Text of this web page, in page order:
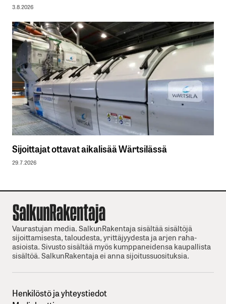
3.8.2026
Sijoittajat ottavat aikalisää Wärtsilässä
29.7.2026
Vaurastujan media. SalkunRakentaja sisältää sisältöjä
sijoittamisesta, taloudesta, yrittäjyydesta ja arjen raha-
asioista. Sivusto sisältää myös kumppaneidensa kaupallista
sisältöä. SalkunRakentaja ei anna sijoitussuosituksia.
Henkilöstö ja yhteystiedot